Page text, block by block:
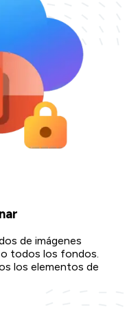
de imágenes
todos los fondos.
los elementos de